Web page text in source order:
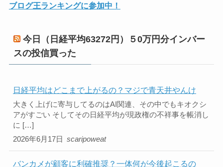
ブログ王ランキングに参加中！
今日（日経平均63272円）５0万円分インバー
スの投信買った
日経平均はどこまで上がるの？マジで青天井やんけ
2026年6月17日
大きく上げに寄与してるのはAI関連、その中でもキオクシ
アがすごい そしてその日経平均が現政権の不祥事を帳消し
に […]
scaripoweat
バンカメが顧客に利確推奨？一体何が今後起こるの